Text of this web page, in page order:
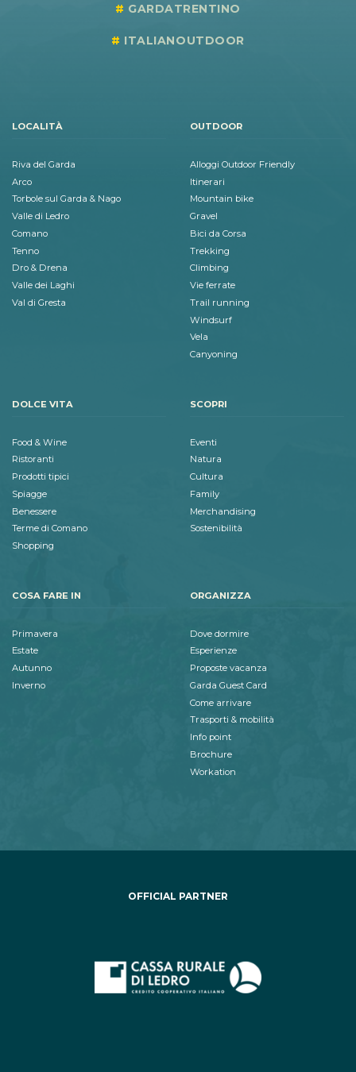
GARDATRENTINO
ITALIANOUTDOOR
LOCALITÀ
Riva del Garda
Arco
Torbole sul Garda & Nago
Valle di Ledro
Comano
Tenno
Dro & Drena
Valle dei Laghi
Val di Gresta
OUTDOOR
Alloggi Outdoor Friendly
Itinerari
Mountain bike
Gravel
Bici da Corsa
Trekking
Climbing
Vie ferrate
Trail running
Windsurf
Vela
Canyoning
DOLCE VITA
Food & Wine
Ristoranti
Prodotti tipici
Spiagge
Benessere
Terme di Comano
Shopping
SCOPRI
Eventi
Natura
Cultura
Family
Merchandising
Sostenibilità
COSA FARE IN
Primavera
Estate
Autunno
Inverno
ORGANIZZA
Dove dormire
Esperienze
Proposte vacanza
Garda Guest Card
Come arrivare
Trasporti & mobilità
Info point
Brochure
Workation
OFFICIAL PARTNER